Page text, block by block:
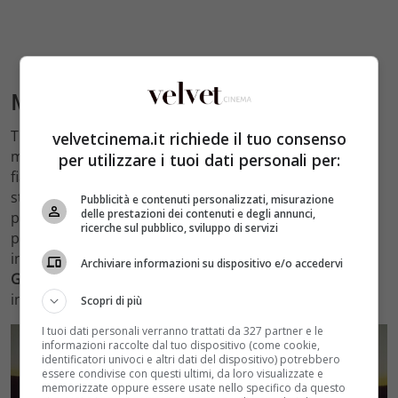
Massimiliano e Gianfranco Gallo
Tutti e due attori e tutti e due vicini al mondo della
musica. I due fratelli recitano, non ancora fianco a
fianco. Mentre è appena andata in onda la terza
stagione di Imma Tataranni, che vede come
protagonistaMassimiliano Gallo, è attesissima la
prossima puntata di “La voce che hai dentro”, la fiction
in cui il fratello minore di Massimiliano,Gianfranco
Gallo , si cimenterà nel ruolo del cattivo contro gli
interessi di Massimo Ranieri e famiglia.
velvetcinema.it richiede il tuo consenso
per utilizzare i tuoi dati personali per:
Pubblicità e contenuti personalizzati, misurazione
delle prestazioni dei contenuti e degli annunci,
ricerche sul pubblico, sviluppo di servizi
Archiviare informazioni su dispositivo e/o accedervi
Scopri di più
I tuoi dati personali verranno trattati da 327 partner e le
informazioni raccolte dal tuo dispositivo (come cookie,
identificatori univoci e altri dati del dispositivo) potrebbero
essere condivise con questi ultimi, da loro visualizzate e
memorizzate oppure essere usate nello specifico da questo